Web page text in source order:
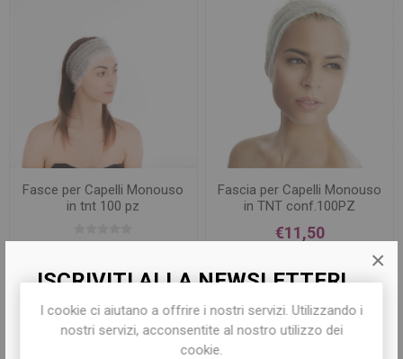
ISCRIVITI ALLA NEWSLETTER!
Iscriviti per conoscere le nostre ultime
offerte e ricevere il10% di sconto
×
Fasce per Capelli Monouso
in tnt 100 pz
Fascia per Capelli Monouso
in TNT conf.100PZ
€11,50
I cookie ci aiutano a offrire i nostri servizi. Utilizzando i
nostri servizi, acconsentite al nostro utilizzo dei
cookie.